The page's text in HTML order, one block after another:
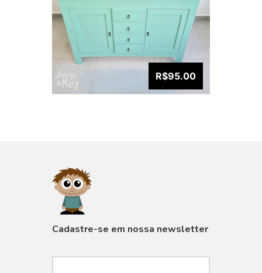
R$95.00
Cadastre-se em nossa newsletter